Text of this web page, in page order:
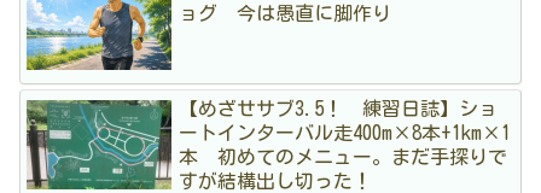
ョグ 今は愚直に脚作り
【めざせサブ3.5！ 練習日誌】ショ
ートインターバル走400m×8本+1km×1
本 初めてのメニュー。まだ手探りで
すが結構出し切った！